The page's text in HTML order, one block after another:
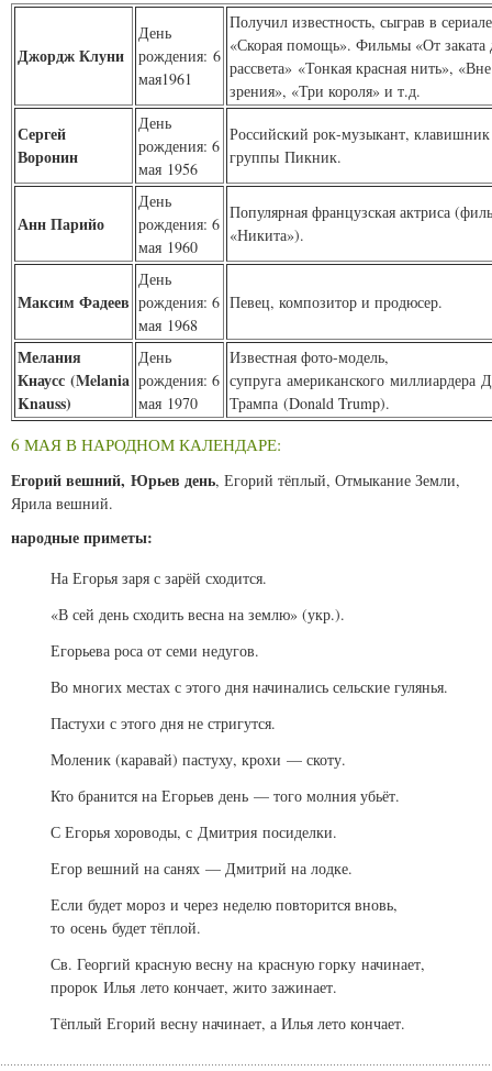
Джордж Клуни
День
рождения: 6
мая1961
Получил известность, сыграв в сериале
«Скорая помощь». Фильмы «От заката
рассвета» «Тонкая красная нить»,
зрения», «Три короля» и т.д.
Сергей
Воронин
День
рождения: 6
мая 1956
Российский рок-музыкант, клавишник
группы Пикник.
Анн Парийо
День
рождения: 6
мая 1960
Популярная французская актриса
«Никита»).
Максим Фадеев
День
рождения: 6
мая 1968
Певец, композитор и продюсер.
Мелания
Кнаусс (Melania
Knauss)
День
рождения: 6
мая 1970
Известная фото-модель,
супруга американского миллиардера
Трампа (Donald Trump).
6 МАЯ В НАРОДНОМ КАЛЕНДАРЕ:
Егорий вешний, Юрьев день, Егорий тёплый, Отмыкание Земли,
Ярила вешний.
народные приметы:
На Егорья заря с зарёй сходится.
«В сей день сходить весна на землю» (укр.).
Егорьева роса от семи недугов.
Во многих местах с этого дня начинались сельские гулянья.
Пастухи с этого дня не стригутся.
Моленик (каравай) пастуху, крохи — скоту.
Кто бранится на Егорьев день — того молния убьёт.
С Егорья хороводы, с Дмитрия посиделки.
Егор вешний на санях — Дмитрий на лодке.
Если будет мороз и через неделю повторится вновь,
то осень будет тёплой.
Св. Георгий красную весну на красную горку начинает,
пророк Илья лето кончает, жито зажинает.
Тёплый Егорий весну начинает, а Илья лето кончает.